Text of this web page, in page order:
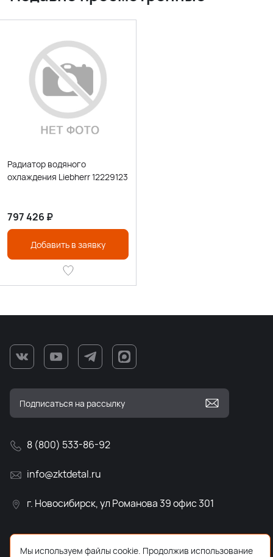
Радиатор водяного
охлаждения Liebherr 12229123
797 426 ₽
Добавить в заявку
8 (800) 533-86-92
info@zktdetal.ru
г. Новосибирск, ул Романова 39 офис 301
Мы используем файлы cookie. Продолжив использование